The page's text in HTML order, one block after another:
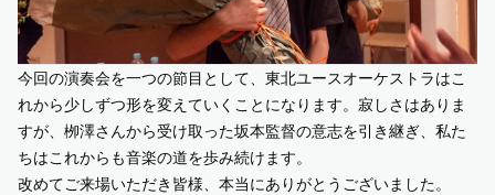
今回の演奏会を一つの節目として、東北ユースオーケストラはこ
れから少しずつ形を変えていくことになります。寂しさはありま
すが、栁澤さんから受け取った坂本監督の意志を引き継ぎ、私た
ちはこれからも音楽の道を歩み続けます。
改めてご来場いただき皆様、本当にありがとうございました。